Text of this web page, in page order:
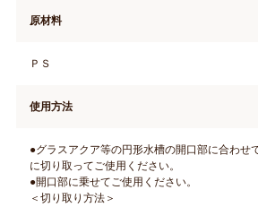
原材料
ＰＳ
使用方法
●グラスアクア等の円形水槽の開口部に合わせ
に切り取ってご使用ください。
●開口部に乗せてご使用ください。
＜切り取り方法＞